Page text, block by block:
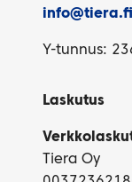
info@tiera.fi
Y-tunnus:
Laskutus
Tiera Oy